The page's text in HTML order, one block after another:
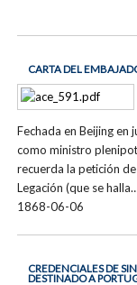
CARTA DEL
Fechada en Beijing en
como ministro
recuerda la petición
Legación (que se
1868-06-06
CREDENCIALES DE
DESTINADO A